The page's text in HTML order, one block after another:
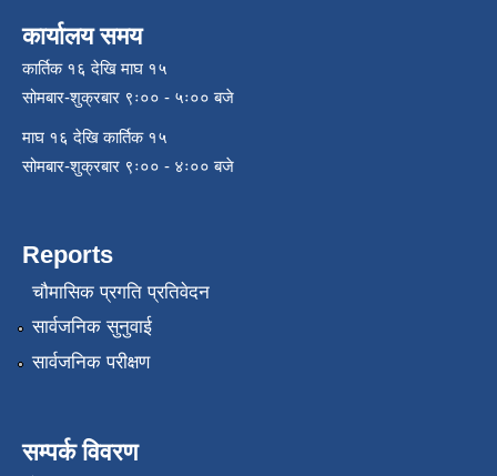
कार्यालय समय
कार्तिक १६ देखि माघ १५
सोमबार-शुक्रबार ९ः०० - ५ः०० बजे
माघ १६ देखि कार्तिक १५
सोमबार-शुक्रबार ९ः०० - ४ः०० बजे
Reports
चौमासिक प्रगति प्रतिवेदन
सार्वजनिक सुनुवाई
सार्वजनिक परीक्षण
सम्पर्क विवरण